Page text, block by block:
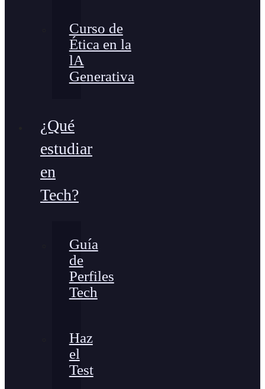
Curso de
Ética en la
lA
Generativa
¿Qué
estudiar
en
Tech?
Guía
de
Perfiles
Tech
Haz
el
Test